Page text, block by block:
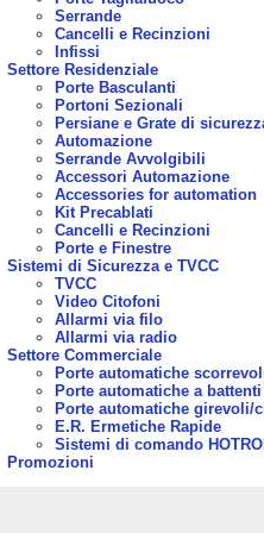
Serrande
Cancelli e Recinzioni
Infissi
Settore Residenziale
Porte Basculanti
Portoni Sezionali
Persiane e Grate di
Automazione
Serrande Avvolgibili
Accessori Automazione
Accessories for automation
Kit Precablati
Cancelli e Recinzioni
Porte e Finestre
Sistemi di Sicurezza e TVCC
TVCC
Video Citofoni
Allarmi via filo
Allarmi via radio
Settore Commerciale
Porte automatiche
Porte automatiche a battenti
Porte automatiche girevoli/
E.R. Ermetiche Rapide
Sistemi di comando
Promozioni